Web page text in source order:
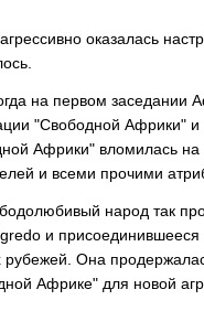
оказалась
на первом заседании
"Свободной Африки"
Африки" вломилась
и всеми прочими
народ так
и
Она
Африке" для новой